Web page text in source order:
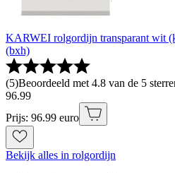
KARWEI rolgordijn transparant wit
(bxh)
(5)Beoordeeld met 4.8 van de 5
96.99
Prijs: 96.99 euro
Bekijk alles in rolgordijn